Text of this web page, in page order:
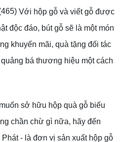
Với hộp gỗ và viết gỗ được
độc đáo, bút gỗ sẽ là một món
khuyến mãi, quà tặng đối tác
bá thương hiệu một cách
sở hữu hộp quà gỗ biếu
chần chừ gì nữa, hãy đến
- là đơn vị sản xuất hộp gỗ